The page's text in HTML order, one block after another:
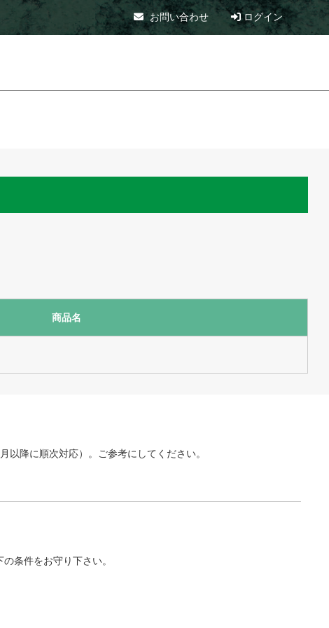
ログイン
お問い合わせ
商品名
降に順次対応）。ご参考にしてください。
条件をお守り下さい。